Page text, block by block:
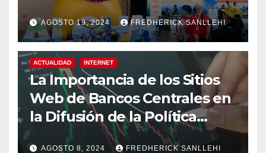
AGOSTO 19, 2024 FREDHERICK SANLLEHI
ACTUALIDAD INTERNET
La Importancia de los Sitios
Web de Bancos Centrales en
la Difusión de la Política
Monetaria
AGOSTO 8, 2024 FREDHERICK SANLLEHI